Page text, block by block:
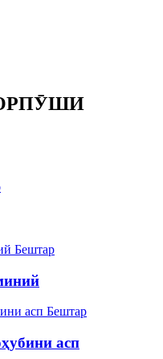
Бештар
Бештар
асп